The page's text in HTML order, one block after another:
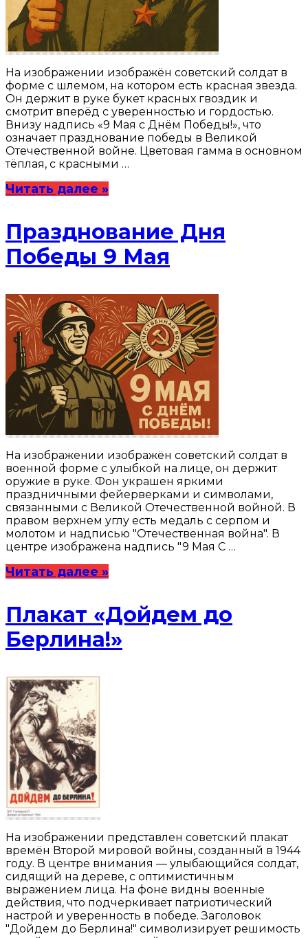
На изображении изображён советский солдат в
форме с шлемом, на котором есть красная звезда.
Он держит в руке букет красных гвоздик и
смотрит вперёд с уверенностью и гордостью.
Внизу надпись «9 Мая с Днём Победы!», что
означает празднование победы в Великой
Отечественной войне. Цветовая гамма в основном
тёплая, с красными …
Читать далее »
Празднование Дня
Победы 9 Мая
На изображении изображён советский солдат в
военной форме с улыбкой на лице, он держит
оружие в руке. Фон украшен яркими
праздничными фейерверками и символами,
связанными с Великой Отечественной войной. В
правом верхнем углу есть медаль с серпом и
молотом и надписью "Отечественная война". В
центре изображена надпись "9 Мая С …
Читать далее »
Плакат «Дойдем до
Берлина!»
На изображении представлен советский плакат
времён Второй мировой войны, созданный в 1944
году. В центре внимания — улыбающийся солдат,
сидящий на дереве, с оптимистичным
выражением лица. На фоне видны военные
действия, что подчеркивает патриотический
настрой и уверенность в победе. Заголовок
"Дойдем до Берлина!" символизирует решимость